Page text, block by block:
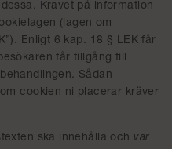
Kravet på information
(lagen om
Enligt 6 kap. 18 § LEK får
får tillgång till
Sådan
cookien ni placerar kräver
ska innehålla och var